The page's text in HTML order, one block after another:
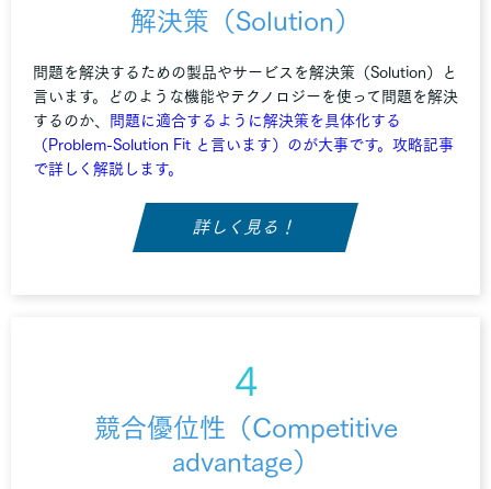
解決策（Solution）
問題を解決するための製品やサービスを解決策（Solution）と
言います。どのような機能やテクノロジーを使って問題を解決
するのか、
問題に適合するように解決策を具体化する
（Problem-Solution Fit と言います）のが大事です。攻略記事
で詳しく解説します。
詳しく見る！
4
競合優位性（Competitive
advantage）